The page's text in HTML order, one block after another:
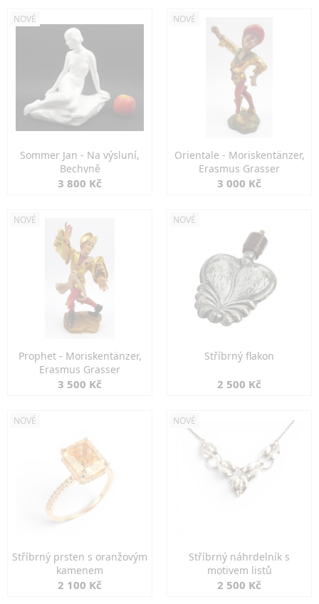
NOVÉ
Sommer Jan - Na výsluní,
Bechyně
3 800 Kč
NOVÉ
Orientale - Moriskentänzer,
Erasmus Grasser
3 000 Kč
NOVÉ
Prophet - Moriskentänzer,
Erasmus Grasser
3 500 Kč
NOVÉ
Stříbrný flakon
2 500 Kč
NOVÉ
Stříbrný prsten s oranžovým
kamenem
2 100 Kč
NOVÉ
Stříbrný náhrdelník s
motivem listů
2 500 Kč